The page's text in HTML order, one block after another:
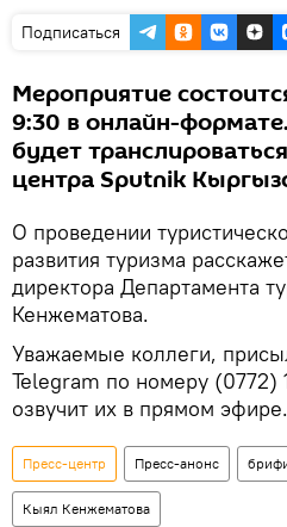
Подписаться
Мероприятие
9:30 в онлайн-
будет
центра Sputnik
О проведении
развития туризма
директора Департамента
Кенжематова.
Уважаемые коллеги,
Telegram по номеру
озвучит их в прямом эфире.
Пресс-центр Пресс-анонс
Кыял Кенжематова